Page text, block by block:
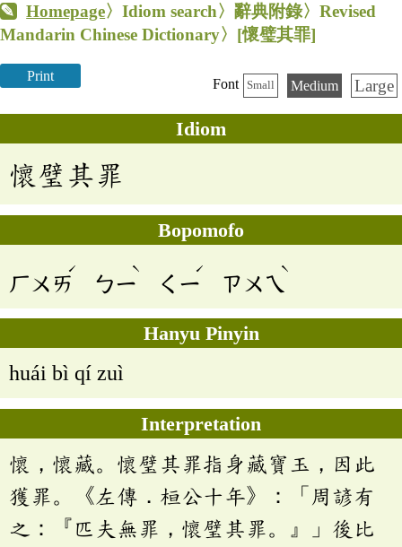
Homepage〉Idiom search〉辭典附錄〉Revised
Mandarin Chinese Dictionary〉 [懷璧其罪]
Print
Font Small Medium Large
Idiom
懷璧其罪
Bopomofo
ㄏㄨㄞ
ˊ
ㄅㄧ
ˋ
ㄑㄧ
ˊ
ㄗㄨㄟ
ˋ
Hanyu Pinyin
huái bì qí zuì
Interpretation
懷，懷藏。懷璧其罪指身藏寶玉，因此
獲罪。《左傳．桓公十年》：「周諺有
之：『匹夫無罪，懷璧其罪。』」後比